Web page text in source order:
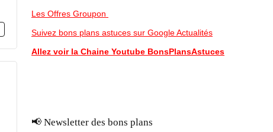
Les Offres Groupon
Suivez bons plans astuces sur Google Actualités
Allez voir la Chaine Youtube BonsPlansAstuces
📢 Newsletter des bons plans